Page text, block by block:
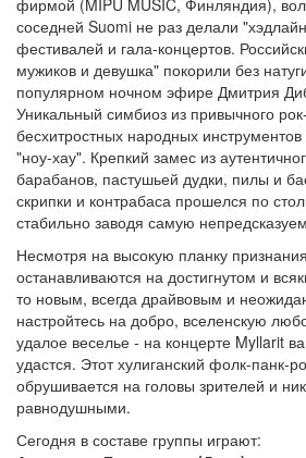
соседней Suomi не раз делали
фестивалей и гала-концертов.
мужиков и девушка" покорили без
популярном ночном эфире Дмитрия
Уникальный симбиоз из привычного
бесхитростных народных
"ноу-хау". Крепкий замес из
барабанов, пастушьей дудки, пилы и
скрипки и контрабаса прошелся по
стабильно заводя самую
Несмотря на высокую планку
останавливаются на достигнутом и
то новым, всегда драйвовым и
настройтесь на добро, вселенскую
удалое веселье - на концерте Myllarit
удастся. Этот хулиганский фолк-панк-
обрушивается на головы зрителей и
равнодушными.
Сегодня в составе группы играют: